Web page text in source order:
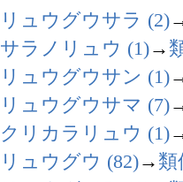
リュウグウサラ (2)
サラノリュウ (1)→
リュウグウサン (1)
リュウグウサマ (7)
クリカラリュウ (1)
リュウグウ (82)→ 類